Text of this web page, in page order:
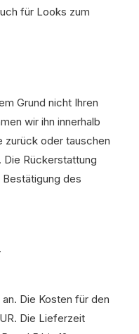
für Looks zum
Grund nicht Ihren
wir ihn innerhalb
zurück oder tauschen
Die Rückerstattung
des
Die Kosten für den
Die Lieferzeit